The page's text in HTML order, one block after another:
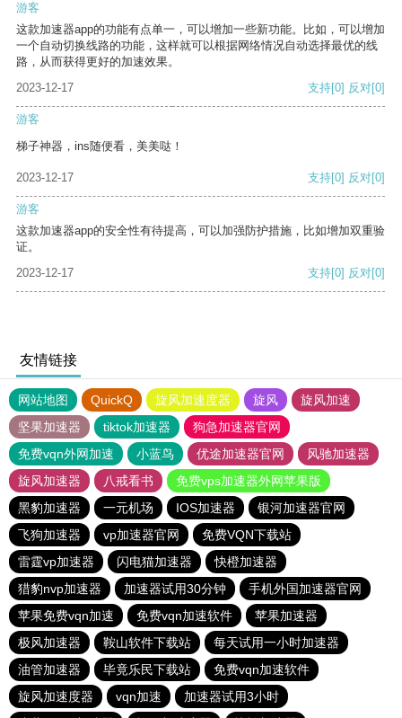
游客
这款加速器app的功能有点单一，可以增加一些新功能。比如，可以增加
一个自动切换线路的功能，这样就可以根据网络情况自动选择最优的线
路，从而获得更好的加速效果。
2023-12-17
支持[0] 反对[0]
游客
梯子神器，ins随便看，美美哒！
2023-12-17 支持[0] 反对[0]
游客
这款加速器app的安全性有待提高，可以加强防护措施，比如增加双重验
证。
2023-12-17
支持[0] 反对[0]
友情链接
网站地图 QuickQ 旋风加速度器 旋风
旋风加速
坚果加速器
tiktok加速器
狗急加速器官网
免费vqn外网加速
小蓝鸟 优途加速器官网
风驰加速器
旋风加速器
八戒看书
免费vps加速器外网苹果版
黑豹加速器
一元机场 IOS加速器
银河加速器官网
飞狗加速器
vp加速器官网
免费VQN下载站
雷霆vp加速器
闪电猫加速器
快橙加速器
猎豹nvp加速器
加速器试用30分钟
手机外国加速器官网
苹果免费vqn加速
免费vqn加速软件
苹果加速器
极风加速器
鞍山软件下载站
每天试用一小时加速器
油管加速器
毕竟乐民下载站
免费vqn加速软件
旋风加速度器
vqn加速
加速器试用3小时